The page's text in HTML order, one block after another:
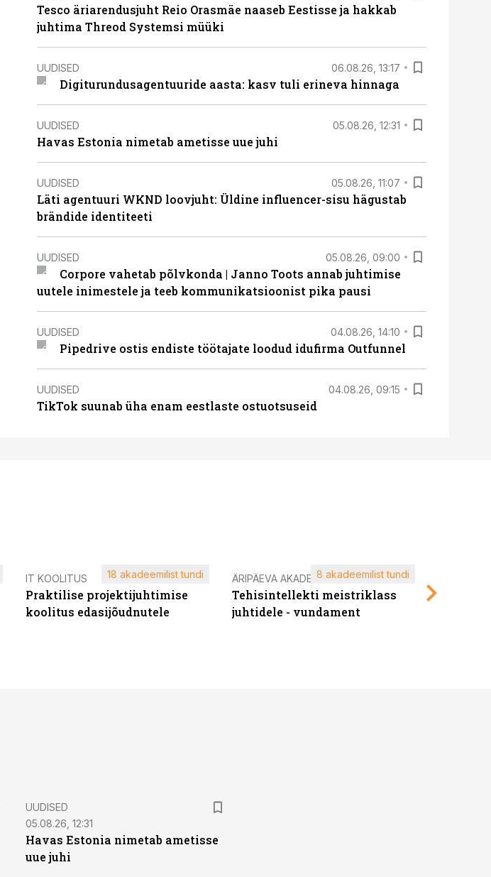
Tesco äriarendusjuht Reio Orasmäe naaseb Eestisse ja hakkab
juhtima Threod Systemsi müüki
UUDISED 06.08.26, 13:17
Digiturundusagentuuride aasta: kasv tuli erineva hinnaga
UUDISED 05.08.26, 12:31
Havas Estonia nimetab ametisse uue juhi
UUDISED 05.08.26, 11:07
Läti agentuuri WKND loovjuht: Üldine influencer-sisu hägustab
brändide identiteeti
UUDISED 05.08.26, 09:00
Corpore vahetab põlvkonda | Janno Toots annab juhtimise
uutele inimestele ja teeb kommunikatsioonist pika pausi
UUDISED 04.08.26, 14:10
Pipedrive ostis endiste töötajate loodud idufirma Outfunnel
UUDISED 04.08.26, 09:15
TikTok suunab üha enam eestlaste ostuotsuseid
IT KOOLITUS
Praktilise projektijuhtimise
koolitus edasijõudnutele
18 akadeemilist tundi ÄRIPÄEVA AKADEEMIA
Tehisintellekti meistriklass
juhtidele - vundament
8 akadeemilist tundi
UUDISED
05.08.26, 12:31
Havas Estonia nimetab ametisse
uue juhi